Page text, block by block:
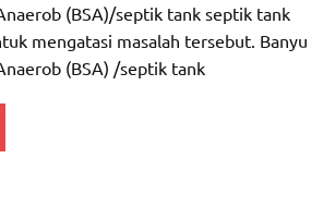
(BSA)/septik tank septik tank
mengatasi masalah tersebut. Banyu
(BSA) /septik tank